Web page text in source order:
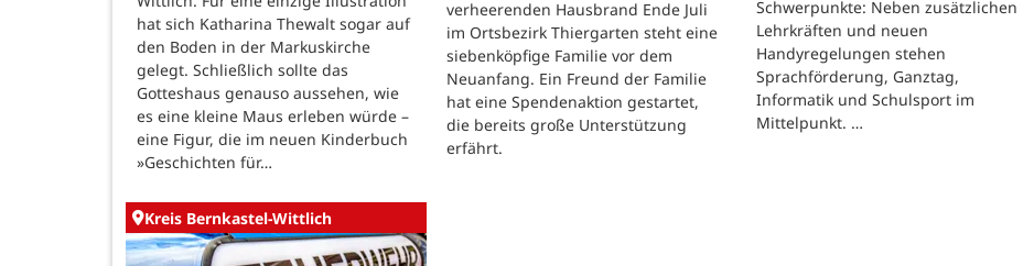
hat sich Katharina Thewalt sogar auf
den Boden in der Markuskirche
gelegt. Schließlich sollte das
Gotteshaus genauso aussehen, wie
es eine kleine Maus erleben würde –
eine Figur, die im neuen Kinderbuch
»Geschichten für…
verheerenden Hausbrand Ende Juli
im Ortsbezirk Thiergarten steht eine
siebenköpfige Familie vor dem
Neuanfang. Ein Freund der Familie
hat eine Spendenaktion gestartet,
die bereits große Unterstützung
erfährt.
Schwerpunkte: Neben zusätzlichen
Lehrkräften und neuen
Handyregelungen stehen
Sprachförderung, Ganztag,
Informatik und Schulsport im
Mittelpunkt. …
Kreis Bernkastel-Wittlich